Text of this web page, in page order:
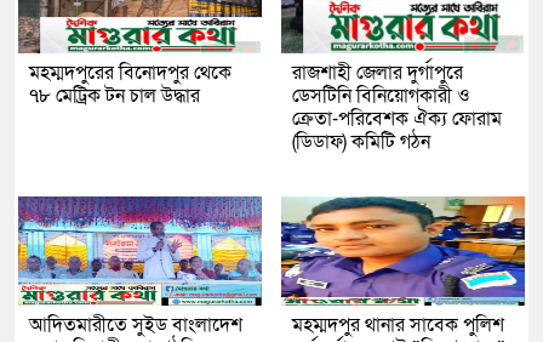
মহম্মদপুরের বিনোদপুর থেকে
৭৮ মেট্রিক টন চাল উদ্ধার
রাজশাহী জেলার দুর্গাপুরে
ডেসটিনি বিনিয়োগকারী ও
ক্রেতা-পরিবেশক ঐক্য ফোরাম
(ডিডাফ) কমিটি গঠন
আদিতমারীতে সুইড বাংলাদেশ
মহম্মদপুর থানার সাবেক পুলিশ